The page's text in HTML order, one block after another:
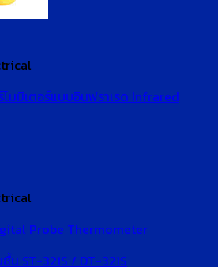
โมมิเตอร์แบบอินฟราเรด Infrared
Probe Thermometer